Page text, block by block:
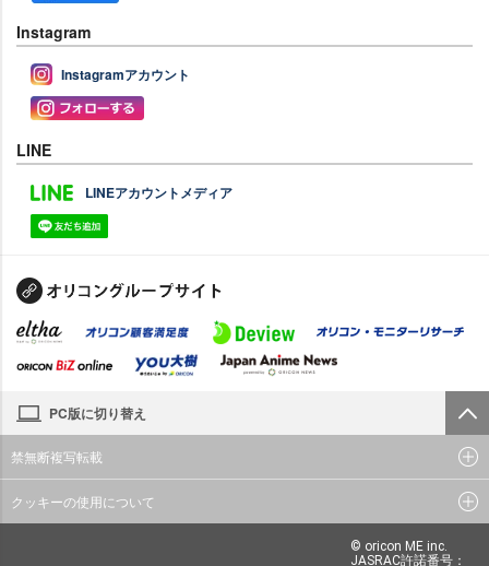
Instagram
Instagramアカウント
LINE
LINEアカウントメディア
PC版に切り替え
禁無断複写転載
クッキーの使用について
© oricon ME inc.
JASRAC許諾番号：